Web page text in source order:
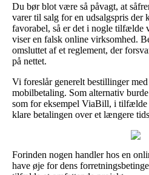
Du bør blot være så påvagt, at
varer til salg for en udsalgspris der
favorabel, så er det i nogle tilfælde
viser en falsk online virksomhed.
omsluttet af et reglement, der
på nettet.
Vi foreslår generelt bestillinger
mobilbetaling. Som alternativ
som for eksempel ViaBill, i tilfælde
klare betalingen over et længere
Forinden nogen handler hos en
have øje for dens